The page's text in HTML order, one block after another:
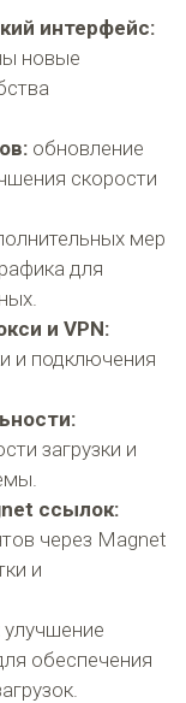
интерфейс:
новые
обновление
скорости
мер
для
и VPN:
и подключения
загрузки и
ссылок:
через Magnet
и
улучшение
обеспечения